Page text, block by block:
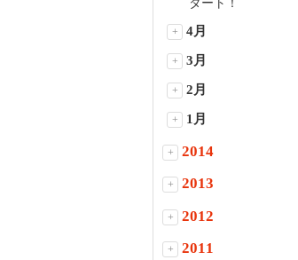
タート！
+ 4月
+ 3月
+ 2月
+ 1月
+ 2014
+ 2013
+ 2012
+ 2011